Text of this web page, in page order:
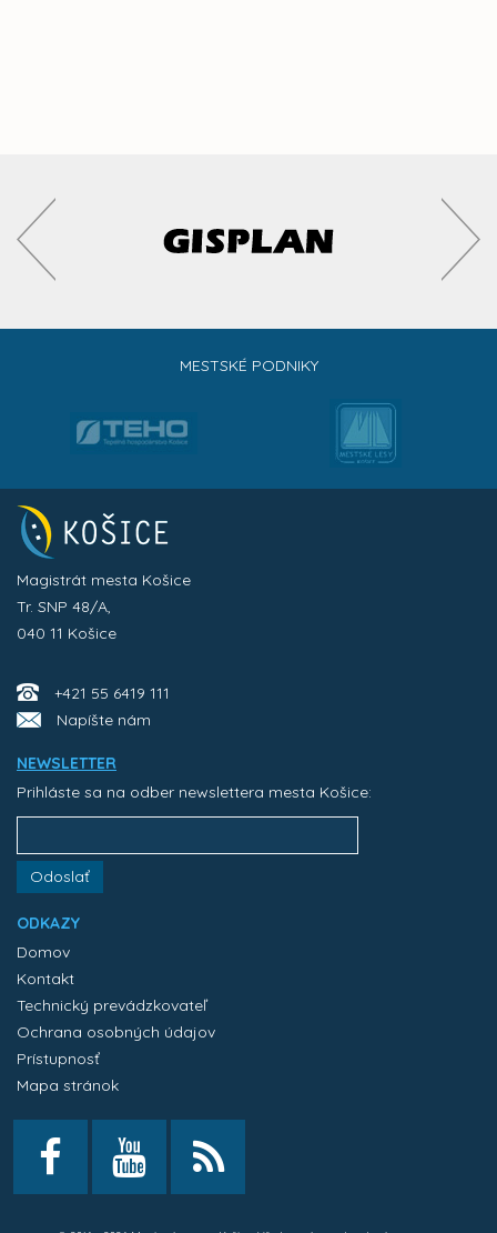
MESTSKÉ PODNIKY
Magistrát mesta Košice
Tr. SNP 48/A,
040 11 Košice
+421 55 6419 111
Napíšte nám
NEWSLETTER
Prihláste sa na odber newslettera mesta Košice:
Odoslať
ODKAZY
Domov
Kontakt
Technický prevádzkovateľ
Ochrana osobných údajov
Prístupnosť
Mapa stránok